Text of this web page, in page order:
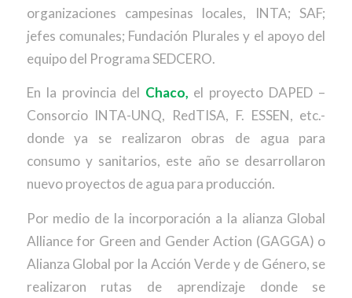
organizaciones campesinas locales, INTA; SAF;
jefes comunales; Fundación Plurales y el apoyo del
equipo del Programa SEDCERO.
En la provincia del Chaco, el proyecto DAPED –
Consorcio INTA-UNQ, RedTISA, F. ESSEN, etc.-
donde ya se realizaron obras de agua para
consumo y sanitarios, este año se desarrollaron
nuevo proyectos de agua para producción.
Por medio de la incorporación a la alianza Global
Alliance for Green and Gender Action (GAGGA) o
Alianza Global por la Acción Verde y de Género, se
realizaron rutas de aprendizaje donde se